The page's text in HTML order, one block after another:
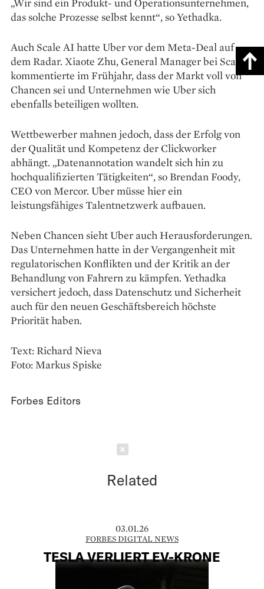
das solche Prozesse selbst kennt“, so Yethadka.
Auch Scale AI hatte Uber vor dem Meta-Deal auf
dem Radar. Xiaote Zhu, General Manager bei Scale,
kommentierte im Frühjahr, dass der Markt voll von
Chancen sei und Unternehmen wie Uber sich
ebenfalls beteiligen wollten.
Wettbewerber mahnen jedoch, dass der Erfolg von
der Qualität und Kompetenz der Clickworker
abhängt. „Datenannotation wandelt sich hin zu
hochqualifizierten Tätigkeiten“, so Brendan Foody,
CEO von Mercor. Uber müsse hier ein
leistungsfähiges Talentnetzwerk aufbauen.
Neben Chancen sieht Uber auch Herausforderungen.
Das Unternehmen hatte in der Vergangenheit mit
regulatorischen Konflikten und der Kritik an der
Behandlung von Fahrern zu kämpfen. Yethadka
versichert jedoch, dass Datenschutz und Sicherheit
auch für den neuen Geschäftsbereich höchste
Priorität haben.
Text: Richard Nieva
Foto: Markus Spiske
Forbes Editors
Related
03.01.26
FORBES DIGITAL NEWS
TESLA VERLIERT EV-KRONE